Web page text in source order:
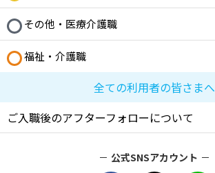
その他・医療介護職
福祉・介護職
全ての利用者の皆さまへ
ご入職後のアフターフォローについて
公式SNSアカウント